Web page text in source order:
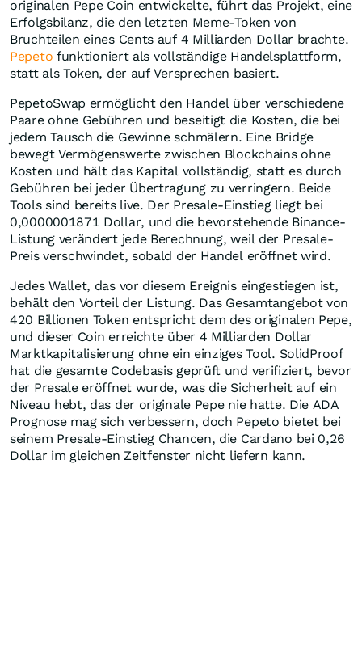
originalen Pepe Coin entwickelte, führt das Projekt, eine
Erfolgsbilanz, die den letzten Meme-Token von
Bruchteilen eines Cents auf 4 Milliarden Dollar brachte.
Pepeto funktioniert als vollständige Handelsplattform,
statt als Token, der auf Versprechen basiert.
PepetoSwap ermöglicht den Handel über verschiedene
Paare ohne Gebühren und beseitigt die Kosten, die bei
jedem Tausch die Gewinne schmälern. Eine Bridge
bewegt Vermögenswerte zwischen Blockchains ohne
Kosten und hält das Kapital vollständig, statt es durch
Gebühren bei jeder Übertragung zu verringern. Beide
Tools sind bereits live. Der Presale-Einstieg liegt bei
0,0000001871 Dollar, und die bevorstehende Binance-
Listung verändert jede Berechnung, weil der Presale-
Preis verschwindet, sobald der Handel eröffnet wird.
Jedes Wallet, das vor diesem Ereignis eingestiegen ist,
behält den Vorteil der Listung. Das Gesamtangebot von
420 Billionen Token entspricht dem des originalen Pepe,
und dieser Coin erreichte über 4 Milliarden Dollar
Marktkapitalisierung ohne ein einziges Tool. SolidProof
hat die gesamte Codebasis geprüft und verifiziert, bevor
der Presale eröffnet wurde, was die Sicherheit auf ein
Niveau hebt, das der originale Pepe nie hatte. Die ADA
Prognose mag sich verbessern, doch Pepeto bietet bei
seinem Presale-Einstieg Chancen, die Cardano bei 0,26
Dollar im gleichen Zeitfenster nicht liefern kann.